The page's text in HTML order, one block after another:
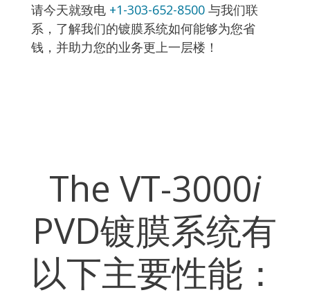
请今天就致电 +1-303-652-8500与我们联
系，了解我们的镀膜系统如何能够为您省
钱，并助力您的业务更上一层楼！
The VT-3000i
PVD镀膜系统有
以下主要性能：